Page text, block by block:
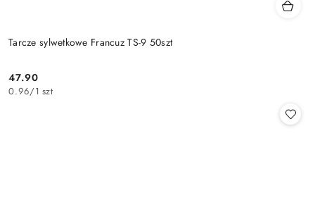
Tarcze sylwetkowe Francuz TS-9 50szt
Cena:
47.90
0.96/1 szt